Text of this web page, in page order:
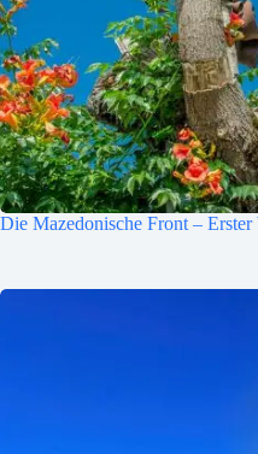
Die Mazedonische Front –